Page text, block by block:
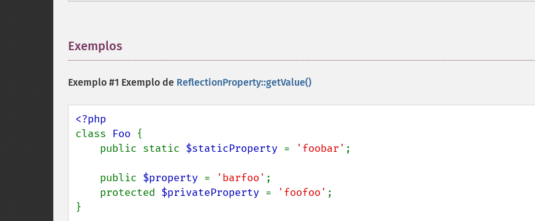
Exemplos
Exemplo #1 Exemplo de ReflectionProperty::getValue()
class Foo {
    public static
$staticProperty = 'foobar' ;
    public
$property = 'barfoo' ;
    protected
$privateProperty = 'foofoo' ;
}